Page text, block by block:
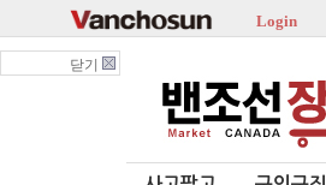
Login
닫기